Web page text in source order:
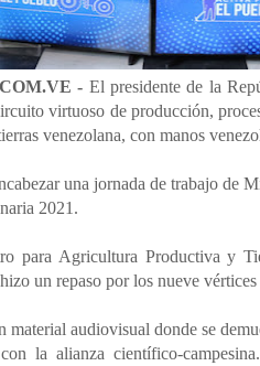
- El presidente de la
virtuoso de producción,
venezolana, con manos
una jornada de trabajo de
2021.
para Agricultura Productiva y
un repaso por los nueve
material audiovisual donde se
la alianza científico-campesina.